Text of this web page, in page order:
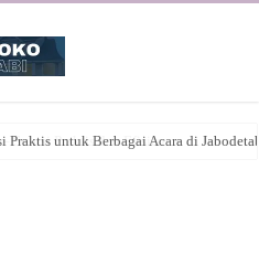
Praktis untuk Berbagai Acara di